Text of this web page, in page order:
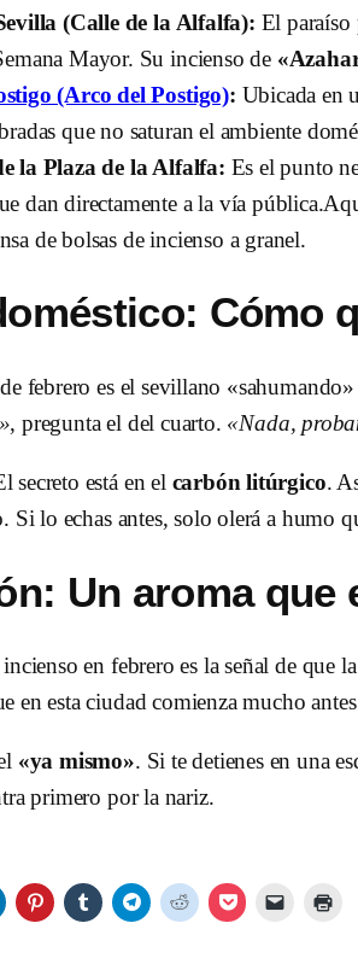
(Calle de la Alfalfa): El paraíso
Mayor. Su incienso de
(Arco del Postigo): Ubicada en
que no saturan el ambiente
la Plaza de la Alfalfa: Es el punto
dan directamente a la vía
de bolsas de incienso a granel.
Cómo
febrero es el sevillano
, pregunta el del cuarto. «Nada,
secreto está en el carbón litúrgico.
Si lo echas antes, solo olerá a humo
Un aroma que
en febrero es la señal de que
en esta ciudad comienza mucho
«ya mismo». Si te detienes en una
primero por la nariz.